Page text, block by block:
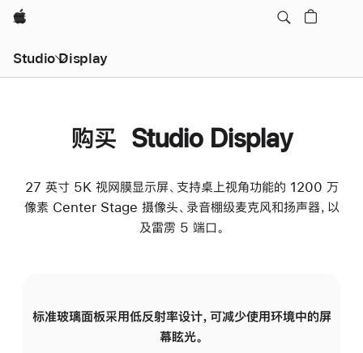
Apple
Studio Display
购买 Studio Display
27 英寸 5K 视网膜显示屏、支持桌上视角功能的 1200 万
像素 Center Stage 摄像头、录音棚级麦克风和扬声器，以
及雷雳 5 端口。
标准玻璃面板采用低反射率设计，可减少使用环境中的屏
幕眩光。